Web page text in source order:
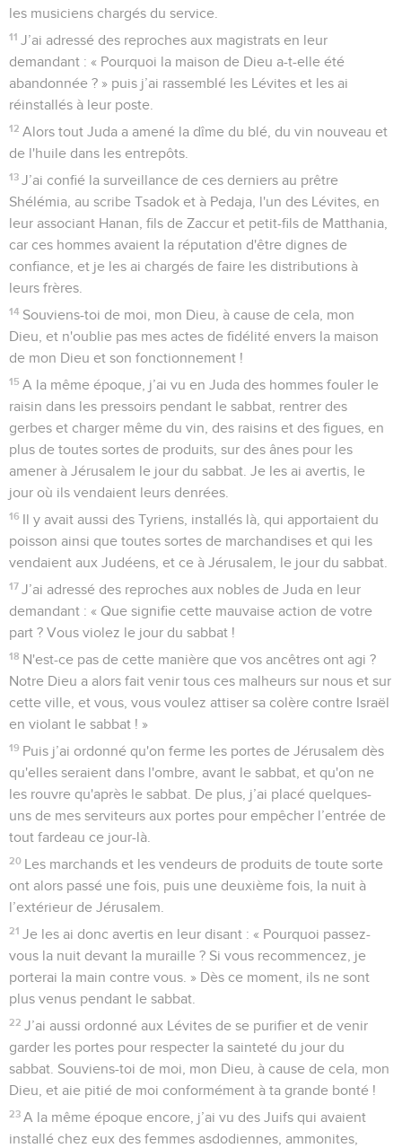
les musiciens chargés du service.
11 J’ai adressé des reproches aux magistrats en leur
demandant : « Pourquoi la maison de Dieu a-t-elle été
abandonnée ? » puis j’ai rassemblé les Lévites et les ai
réinstallés à leur poste.
12 Alors tout Juda a amené la dîme du blé, du vin nouveau et
de l'huile dans les entrepôts.
13 J’ai confié la surveillance de ces derniers au prêtre
Shélémia, au scribe Tsadok et à Pedaja, l'un des Lévites, en
leur associant Hanan, fils de Zaccur et petit-fils de Matthania,
car ces hommes avaient la réputation d'être dignes de
confiance, et je les ai chargés de faire les distributions à
leurs frères.
14 Souviens-toi de moi, mon Dieu, à cause de cela, mon
Dieu, et n'oublie pas mes actes de fidélité envers la maison
de mon Dieu et son fonctionnement !
15 A la même époque, j’ai vu en Juda des hommes fouler le
raisin dans les pressoirs pendant le sabbat, rentrer des
gerbes et charger même du vin, des raisins et des figues, en
plus de toutes sortes de produits, sur des ânes pour les
amener à Jérusalem le jour du sabbat. Je les ai avertis, le
jour où ils vendaient leurs denrées.
16 Il y avait aussi des Tyriens, installés là, qui apportaient du
poisson ainsi que toutes sortes de marchandises et qui les
vendaient aux Judéens, et ce à Jérusalem, le jour du sabbat.
17 J’ai adressé des reproches aux nobles de Juda en leur
demandant : « Que signifie cette mauvaise action de votre
part ? Vous violez le jour du sabbat !
18 N'est-ce pas de cette manière que vos ancêtres ont agi ?
Notre Dieu a alors fait venir tous ces malheurs sur nous et sur
cette ville, et vous, vous voulez attiser sa colère contre Israël
en violant le sabbat ! »
19 Puis j’ai ordonné qu'on ferme les portes de Jérusalem dès
qu'elles seraient dans l'ombre, avant le sabbat, et qu'on ne
les rouvre qu'après le sabbat. De plus, j’ai placé quelques-
uns de mes serviteurs aux portes pour empêcher l’entrée de
tout fardeau ce jour-là.
20 Les marchands et les vendeurs de produits de toute sorte
ont alors passé une fois, puis une deuxième fois, la nuit à
l’extérieur de Jérusalem.
21 Je les ai donc avertis en leur disant : « Pourquoi passez-
vous la nuit devant la muraille ? Si vous recommencez, je
porterai la main contre vous. » Dès ce moment, ils ne sont
plus venus pendant le sabbat.
22 J’ai aussi ordonné aux Lévites de se purifier et de venir
garder les portes pour respecter la sainteté du jour du
sabbat. Souviens-toi de moi, mon Dieu, à cause de cela, mon
Dieu, et aie pitié de moi conformément à ta grande bonté !
23 A la même époque encore, j’ai vu des Juifs qui avaient
installé chez eux des femmes asdodiennes, ammonites,